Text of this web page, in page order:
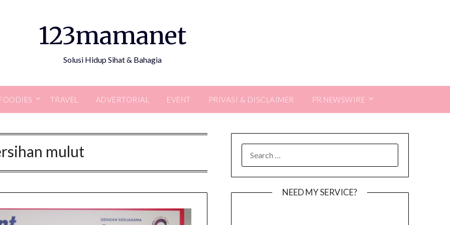
123mamanet
Solusi Hidup Sihat & Bahagia
TRAVEL ADVERTORIAL EVENT PRIVASI & DISCLAIMER PR NEWSWIRE
mulut
FOR:
NEED MY SERVICE?